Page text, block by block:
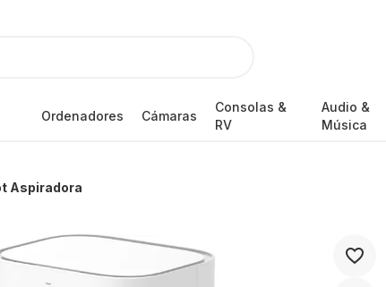
Ordenadores Cámaras
Consolas &
RV
Audio &
Música
Aspiradora